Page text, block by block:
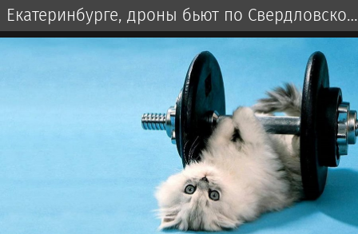
Екатеринбурге, дроны бьют по Свердловской
области и Екатеринбургу 7 августа 2026